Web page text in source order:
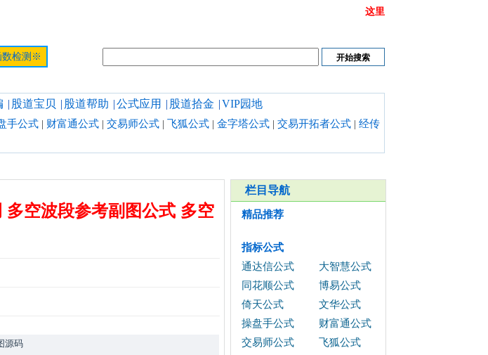
这里
检测※
| 股道宝贝 | 股道帮助 |公式应用 | 股道拾金 |VIP园地
手公式 | 财富通公式 | 交易师公式 | 飞狐公式 | 金字塔公式 | 交易开拓者公式 | 经传
空波段参考副图公式 多空
源码
栏目导航
精品推荐
指标公式
通达信公式
大智慧公式
同花顺公式
博易公式
倚天公式
文华公式
操盘手公式
财富通公式
交易师公式
飞狐公式